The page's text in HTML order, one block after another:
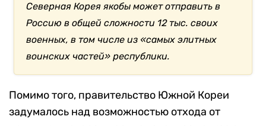
Северная Корея якобы может отправить в
Россию в общей сложности 12 тыс. своих
военных, в том числе из «самых элитных
воинских частей» республики.
Помимо того, правительство Южной Кореи
задумалось над возможностью отхода от